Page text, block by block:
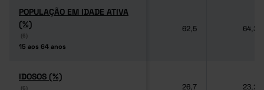
POPULAÇÃO EM IDADE ATIVA
(%)
(6)
15 aos 64 anos
POPULAÇÃO EM IDADE ATIVA
(%)
(6)
15 aos 64 anos
62,5 64,3
IDOSOS (%)
(6)
IDOSOS (%)
(6) 26,7 23,2